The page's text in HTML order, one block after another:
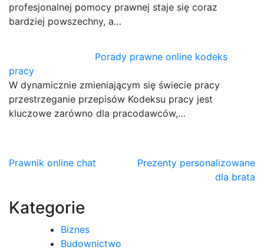
profesjonalnej pomocy prawnej staje się coraz
bardziej powszechny, a…
Porady prawne online kodeks
pracy
W dynamicznie zmieniającym się świecie pracy
przestrzeganie przepisów Kodeksu pracy jest
kluczowe zarówno dla pracodawców,…
Nawigacja
Prawnik online chat
Prezenty personalizowane
dla brata
Kategorie
Biznes
Budownictwo